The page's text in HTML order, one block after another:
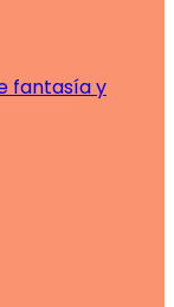
fantasía y